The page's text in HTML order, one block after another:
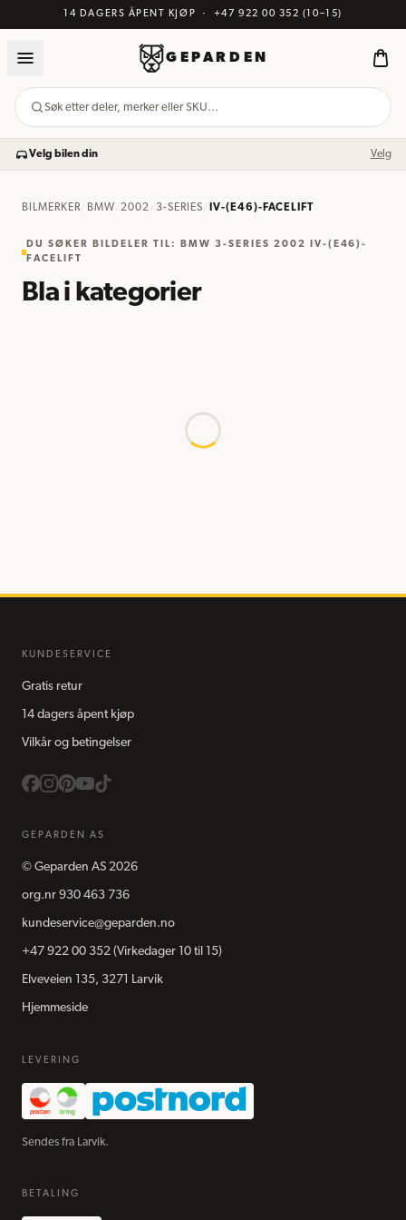
14 DAGERS ÅPENT KJØP · +47 922 00 352 (10–15)
GEPARDEN
Søk etter deler, merker eller SKU…
Velg bilen din Velg
BILMERKER/ BMW /2002 /3-SERIES IV-(E46)-FACELIFT
DU SØKER BILDELER TIL :
BMW 3-SERIES 2002 IV-(E46)-
FACELIFT
Bla i kategorier
KUNDESERVICE
Gratis retur
14 dagers åpent kjøp
Vilkår og betingelser
GEPARDEN AS
© Geparden AS 2026
org.nr 930 463 736
kundeservice@geparden.no
+47 922 00 352 (Virkedager 10 til 15)
Elveveien 135, 3271 Larvik
Hjemmeside
LEVERING
Sendes fra Larvik.
BETALING